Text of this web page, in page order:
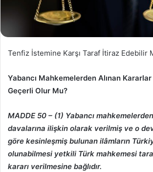
Tenfiz İstemine Karşı Taraf İtiraz Edebilir
Yabancı Mahkemelerden Alınan Kararlar
Geçerli Olur Mu?
MADDE 50 – (1) Yabancı
davalarına ilişkin olarak verilmiş ve o
göre kesinleşmiş bulunan ilâmların
olunabilmesi yetkili Türk mahkemesi
kararı verilmesine bağlıdır.